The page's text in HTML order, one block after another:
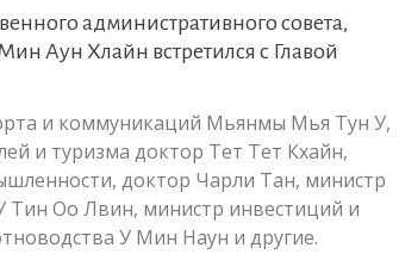
административного совета,
Аун Хлайн встретился с Главой
и коммуникаций Мьянмы Мья Тун У,
и туризма доктор Тет Тет Кхайн,
доктор Чарли Тан, министр
Тин Оо Лвин, министр инвестиций и
У Мин Наун и другие.